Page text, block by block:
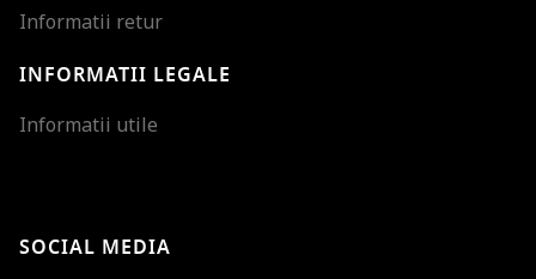
Informatii retur
INFORMATII LEGALE
Informatii utile
SOCIAL MEDIA